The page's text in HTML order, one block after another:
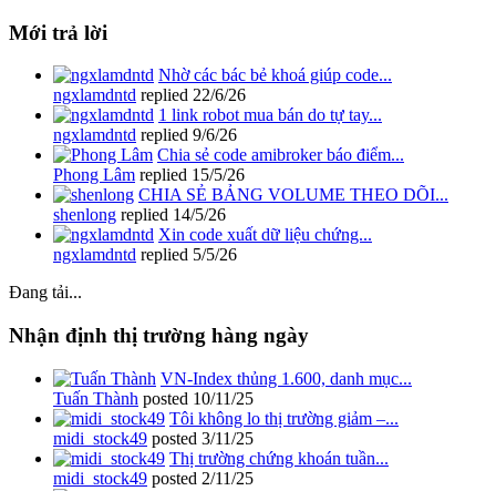
Mới trả lời
Nhờ các bác bẻ khoá giúp code...
ngxlamdntd replied 22/6/26
1 link robot mua bán do tự tay...
ngxlamdntd replied 9/6/26
Chia sẻ code amibroker báo điểm...
Phong Lâm replied 15/5/26
CHIA SẺ BẢNG VOLUME THEO DÕI...
shenlong replied 14/5/26
Xin code xuất dữ liệu chứng...
ngxlamdntd replied 5/5/26
Đang tải...
Nhận định thị trường hàng ngày
VN-Index thủng 1.600, danh mục...
Tuấn Thành posted 10/11/25
Tôi không lo thị trường giảm –...
midi_stock49 posted 3/11/25
Thị trường chứng khoán tuần...
midi_stock49 posted 2/11/25